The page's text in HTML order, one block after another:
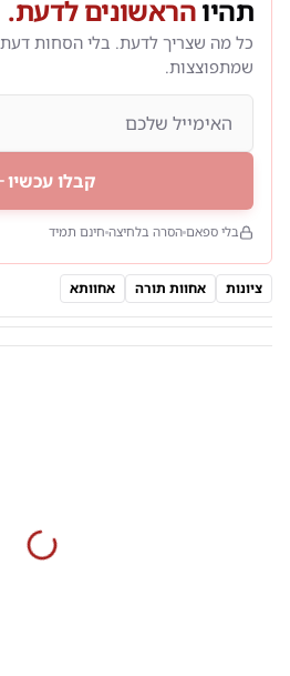
תהיוהראשונים לדעת.
כל מה שצריך לדעת. בלי הסחות דעת
שמתפוצצות.
קבלו עכשיו
בלי ספאם הסרה בלחיצה חינם תמיד
ציונות אחוות תורה אחוותא